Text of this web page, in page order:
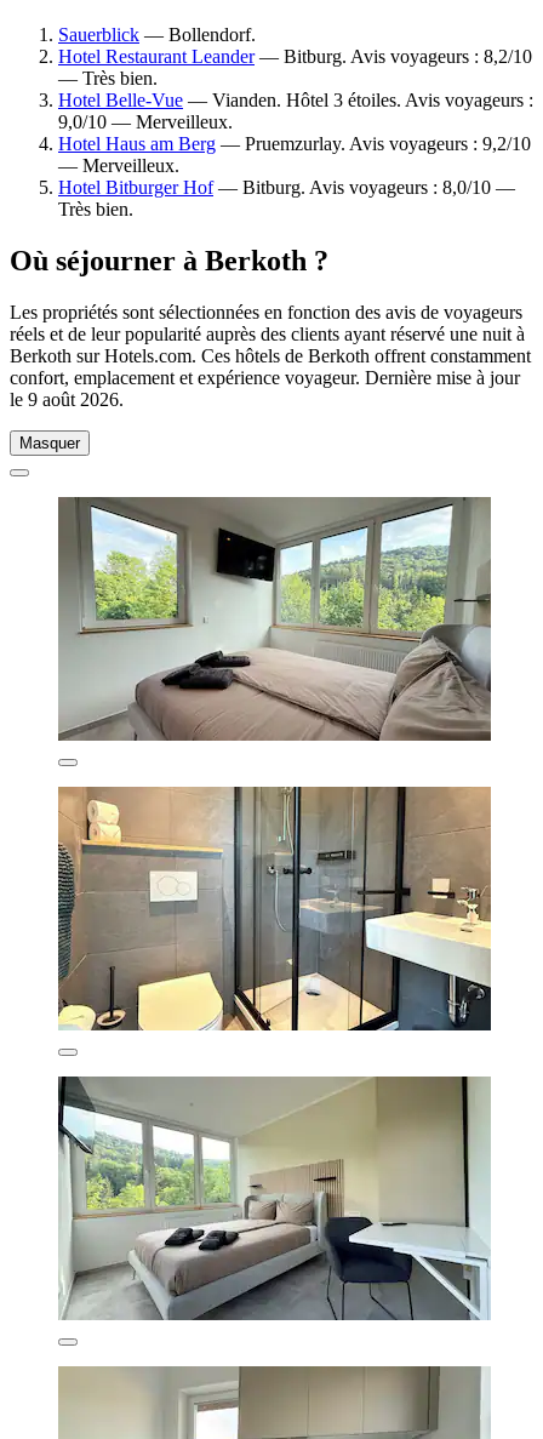
Sauerblick — Bollendorf.
Hotel Restaurant Leander— Bitburg. Avis voyageurs : 8,2/10
— Très bien.
Hotel Belle-Vue — Vianden. Hôtel 3 étoiles. Avis voyageurs :
9,0/10 — Merveilleux.
Hotel Haus am Berg — Pruemzurlay. Avis voyageurs : 9,2/10
— Merveilleux.
Hotel Bitburger Hof— Bitburg. Avis voyageurs : 8,0/10 —
Très bien.
Où séjourner à Berkoth ?
Les propriétés sont sélectionnées en fonction des avis de voyageurs
réels et de leur popularité auprès des clients ayant réservé une nuit à
Berkoth sur Hotels.com. Ces hôtels de Berkoth offrent constamment
confort, emplacement et expérience voyageur. Dernière mise à jour
le 9 août 2026.
Masquer